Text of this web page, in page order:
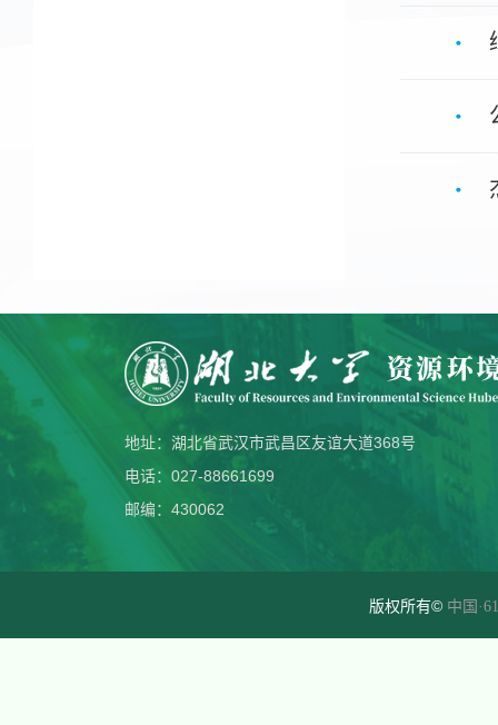
地址：湖北省武汉市武昌区友谊大道368号
电话：027-88661699
邮编：430062
版权所有© 中国